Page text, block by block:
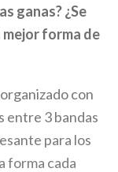
ganas? ¿Se
forma de
con
entre 3 bandas
para los
forma cada